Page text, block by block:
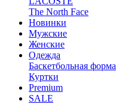
The North Face
Новинки
Мужские
Женские
Одежда
Баскетбольная форма
Куртки
Premium
SALE